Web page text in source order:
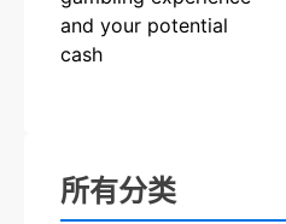
and your potential
cash
所有分类